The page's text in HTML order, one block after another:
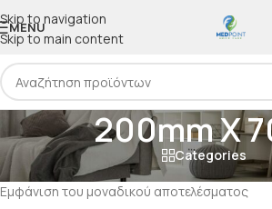
Skip to navigation
Skip to main content
MENU
200mm X
Categories
Αρχική
Προϊόν Μέγεθος/200mm X 70m
Εμφάνιση του μοναδικού αποτελέσματος